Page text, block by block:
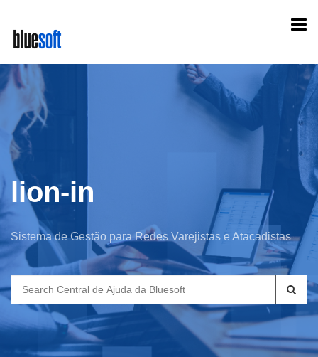
main
content
lion-in
Sistema de Gestão para Redes Varejistas e Atacadistas
Search
for: